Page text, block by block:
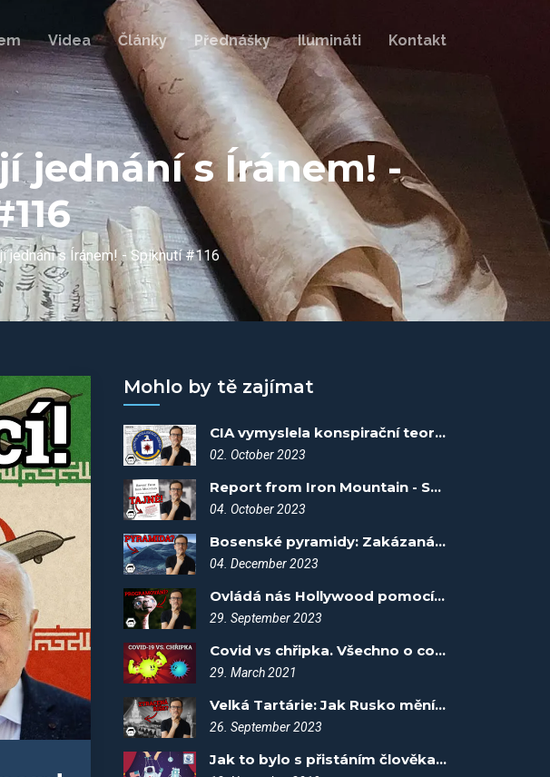
Videa Články Přednášky Ilumináti Kontakt
jednání s Íránem! -
jednání s Íránem! - Spiknutí #116
Mohlo by tě zajímat
CIA vymyslela konspirační teorie? - Spiknutí #22
02. October 2023
Report from Iron Mountain - Spiknutí #24
04. October 2023
Bosenské pyramidy: Zakázaná historie, nebo kopce? - Spiknutí #65
04. December 2023
Ovládá nás Hollywood pomocí filmů? - Spiknutí #20
29. September 2023
Covid vs chřipka. Všechno o covidu #2
29. March 2021
Velká Tartárie: Jak Rusko mění historii - Spiknutí #17
26. September 2023
Jak to bylo s přistáním člověka na měsíci? Fakta vítězí #3